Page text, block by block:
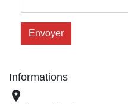
Informations
